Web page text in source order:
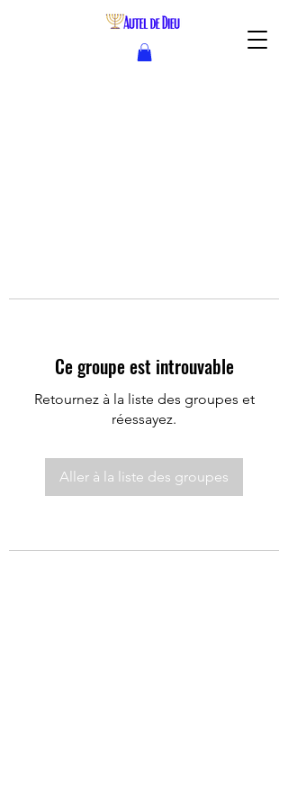
Ce groupe est introuvable
Retournez à la liste des groupes et
réessayez.
Aller à la liste des groupes